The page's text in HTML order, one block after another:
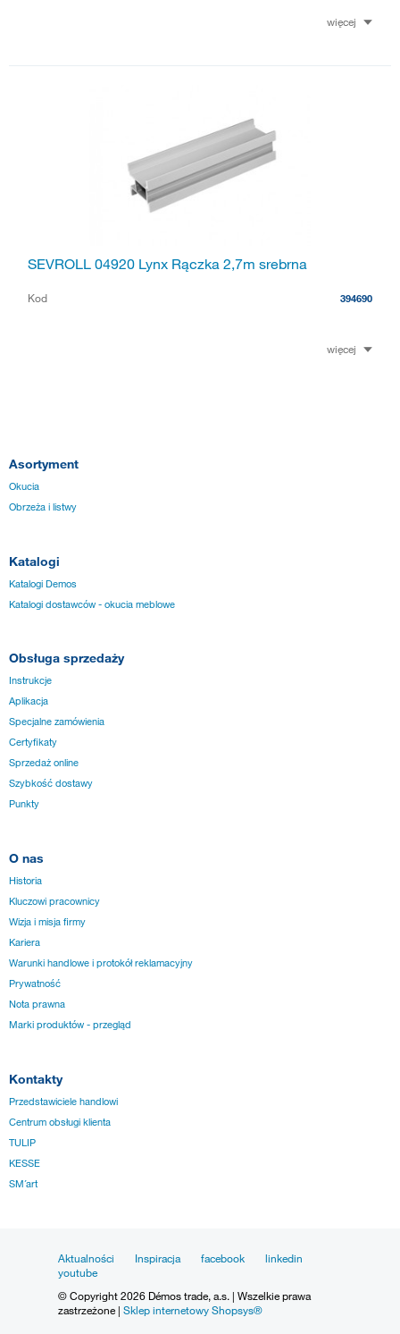
więcej
SEVROLL 04920 Lynx Rączka 2,7m srebrna
Kod 394690
więcej
Asortyment
Okucia
Obrzeża i listwy
Katalogi
Katalogi Demos
Katalogi dostawców - okucia meblowe
Obsługa sprzedaży
Instrukcje
Aplikacja
Specjalne zamówienia
Certyfikaty
Sprzedaż online
Szybkość dostawy
Punkty
O nas
Historia
Kluczowi pracownicy
Wizja i misja firmy
Kariera
Warunki handlowe i protokół reklamacyjny
Prywatność
Nota prawna
Marki produktów - przegląd
Kontakty
Przedstawiciele handlowi
Centrum obsługi klienta
TULIP
KESSE
SM´art
Aktualności Inspiracja facebook
linkedin
youtube
© Copyright 2026 Démos trade, a.s. | Wszelkie prawa
zastrzeżone | Sklep internetowy Shopsys®